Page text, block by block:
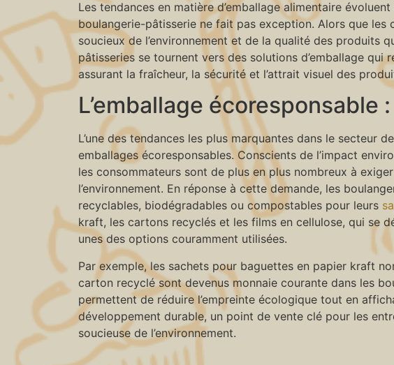
Les tendances en matière d’emballage alimentaire
boulangerie-pâtisserie ne fait pas exception. Alors que les
soucieux de l’environnement et de la qualité des produits
pâtisseries se tournent vers des solutions d’emballage
assurant la fraîcheur, la sécurité et l’attrait visuel des
L’emballage
L’une des tendances les plus marquantes dans le secteur
emballages écoresponsables. Conscients de l’impact
les consommateurs sont de plus en plus nombreux à
l’environnement. En réponse à cette demande, les
recyclables, biodégradables ou compostables pour leurs
kraft, les cartons recyclés et les films en cellulose, qui se
unes des options couramment utilisées.
Par exemple, les sachets pour baguettes en papier kraft
carton recyclé sont devenus monnaie courante dans les
permettent de réduire l’empreinte écologique tout en
développement durable, un point de vente clé pour les
soucieuse de l’environnement.